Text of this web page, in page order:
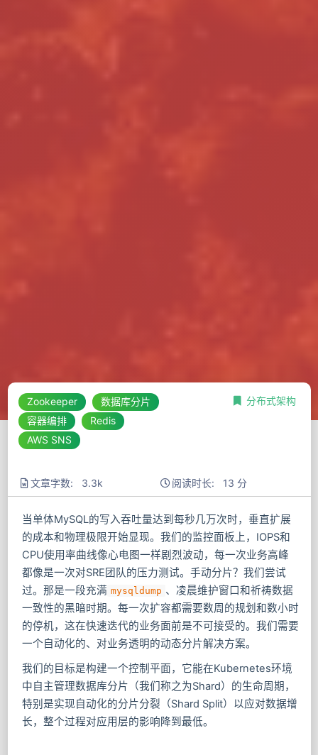
Zookeeper
数据库分片
容器编排
Redis
AWS SNS
分布式架构
文章字数: 3.3k 阅读时长: 13 分
当单体MySQL的写入吞吐量达到每秒几万次时，垂直扩展
的成本和物理极限开始显现。我们的监控面板上，IOPS和
CPU使用率曲线像心电图一样剧烈波动，每一次业务高峰
都像是一次对SRE团队的压力测试。手动分片？我们尝试
过。那是一段充满 mysqldump 、凌晨维护窗口和祈祷数据
一致性的黑暗时期。每一次扩容都需要数周的规划和数小时
的停机，这在快速迭代的业务面前是不可接受的。我们需要
一个自动化的、对业务透明的动态分片解决方案。
我们的目标是构建一个控制平面，它能在Kubernetes环境
中自主管理数据库分片（我们称之为Shard）的生命周期，
特别是实现自动化的分片分裂（Shard Split）以应对数据增
长，整个过程对应用层的影响降到最低。